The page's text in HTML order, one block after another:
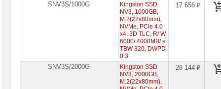
Программное
обеспечение
SNV3S/1000G
Kingston SSD
NV3, 1000GB,
M.2(22x80mm),
NVMe, PCIe 4.0
x4, 3D TLC, R/ W
6000/ 4000MB/ s,
TBW 320, DWPD
0.3
17 656 ₽
SNV3S/2000G
Kingston SSD
NV3, 2000GB,
M.2(22x80mm),
28 144 ₽